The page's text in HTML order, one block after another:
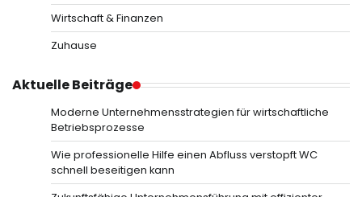
Wirtschaft & Finanzen
Zuhause
Aktuelle Beiträge
Moderne Unternehmensstrategien für wirtschaftliche
Betriebsprozesse
Wie professionelle Hilfe einen Abfluss verstopft WC
schnell beseitigen kann